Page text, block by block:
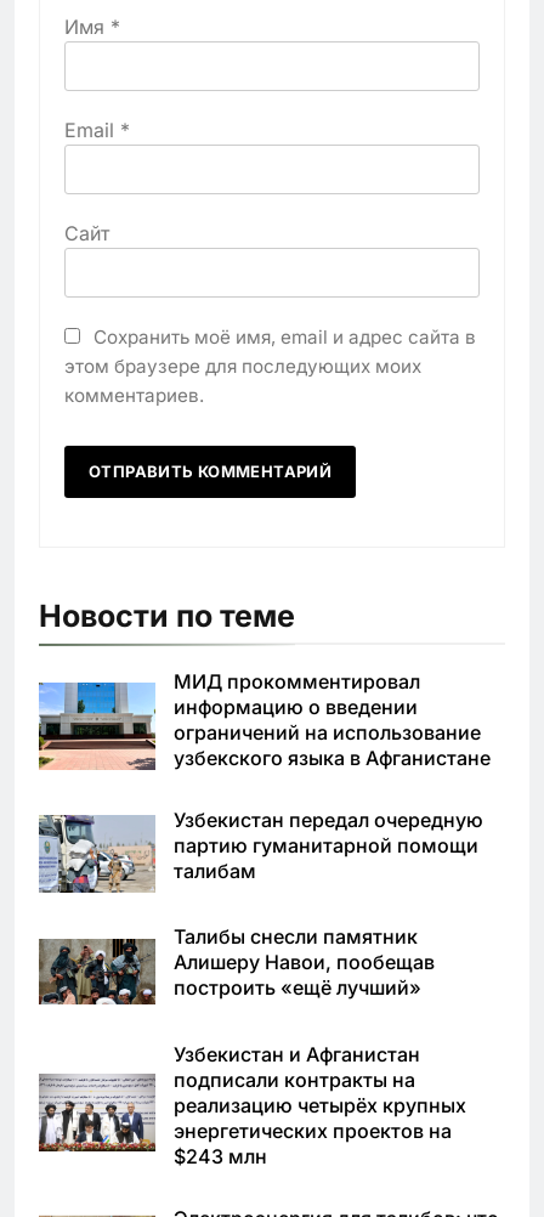
Имя *
Email *
Сайт
Сохранить моё имя, email и адрес сайта в
этом браузере для последующих моих
комментариев.
Новости по теме
МИД прокомментировал
информацию о введении
ограничений на использование
узбекского языка в Афганистане
Узбекистан передал очередную
партию гуманитарной помощи
талибам
Талибы снесли памятник
Алишеру Навои, пообещав
построить «ещё лучший»
Узбекистан и Афганистан
подписали контракты на
реализацию четырёх крупных
энергетических проектов на
$243 млн